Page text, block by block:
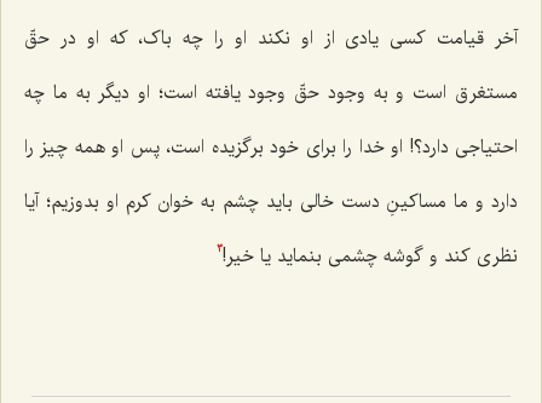
آخر قیامت کسی یادی از او نکند او را چه باک، که او در حقّ
مستغرق است و به وجود حقّ وجود یافته است؛ او دیگر به ما چه
احتیاجی دارد؟! او خدا را برای خود برگزیده است، پس او همه چیز را
دارد و ما مساکینِ دست خالی باید چشم به خوان کرم او بدوزیم؛ آیا
نظری کند و گوشه چشمی بنماید یا خیر!3